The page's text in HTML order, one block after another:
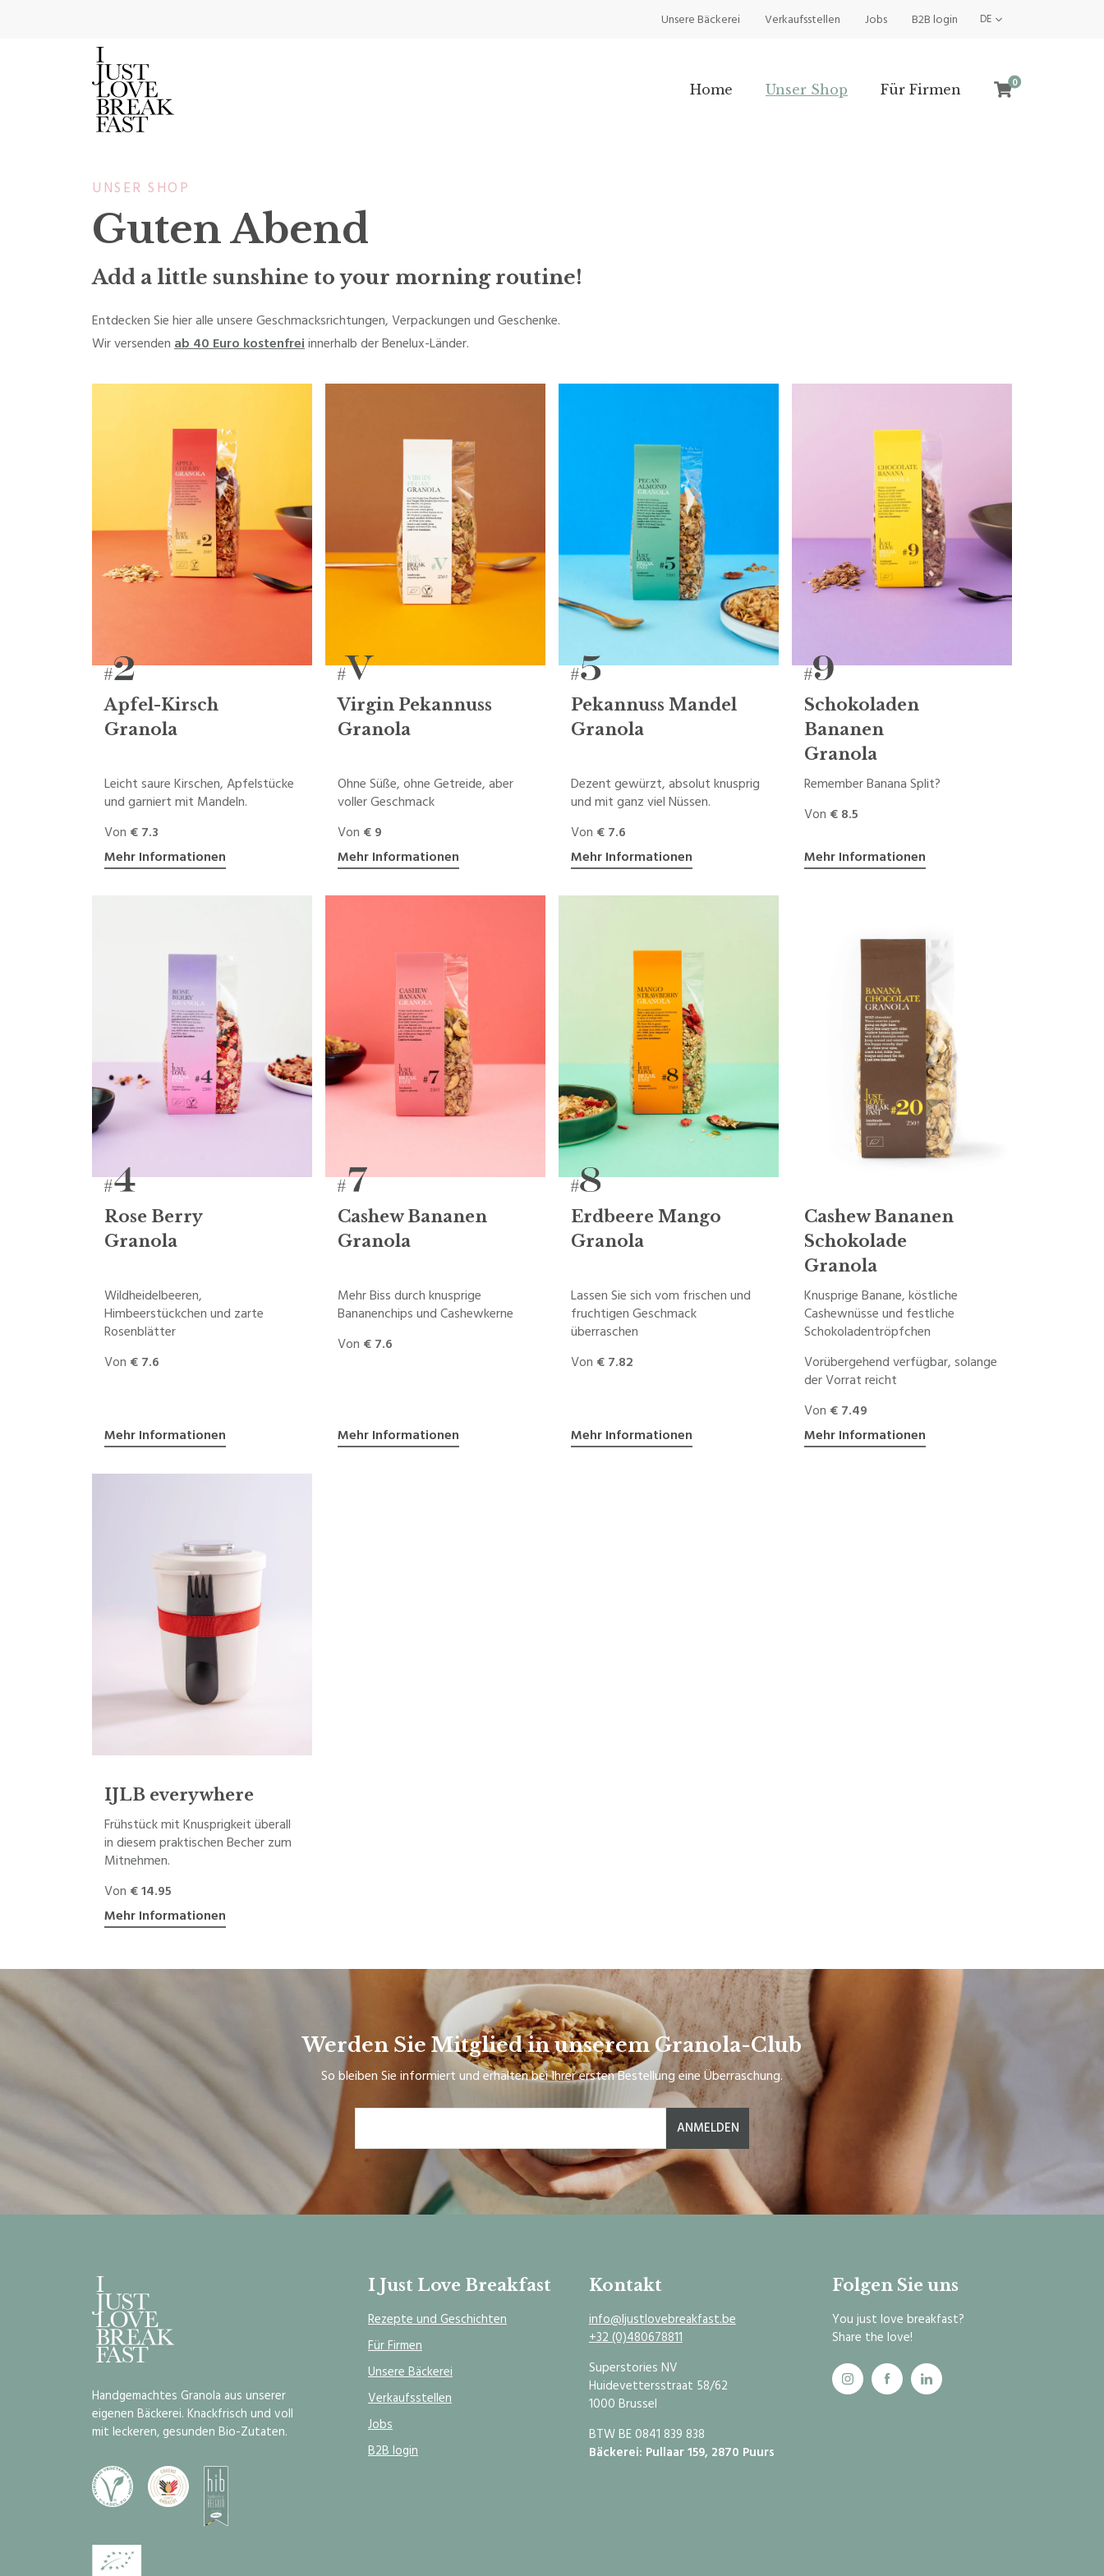
Unsere Bäckerei Verkaufsstellen Jobs B2B login DE
Home Unser Shop Für Firmen 0
UNSER SHOP
Guten Abend
Add a little sunshine to your morning routine!
Entdecken Sie hier alle unsere Geschmacksrichtungen, Verpackungen und Geschenke.
Wir versenden ab 40 Euro kostenfrei innerhalb der Benelux-Länder.
Apfel-Kirsch
Granola
Leicht saure Kirschen, Apfelstücke
und garniert mit Mandeln.
Von € 7.3
Mehr Informationen
Virgin Pekannuss
Granola
Ohne Süße, ohne Getreide, aber
voller Geschmack
Von € 9
Mehr Informationen
Pekannuss Mandel
Granola
Dezent gewürzt, absolut knusprig
und mit ganz viel Nüssen.
Von € 7.6
Mehr Informationen
Schokoladen
Bananen
Granola
Remember Banana Split?
Von € 8.5
Mehr Informationen
Rose Berry
Granola
Wildheidelbeeren,
Himbeerstückchen und zarte
Rosenblätter
Von € 7.6
Mehr Informationen
Cashew Bananen
Granola
Mehr Biss durch knusprige
Bananenchips und Cashewkerne
Von € 7.6
Mehr Informationen
Erdbeere Mango
Granola
Lassen Sie sich vom frischen und
fruchtigen Geschmack
überraschen
Von € 7.82
Mehr Informationen
Cashew Bananen
Schokolade
Granola
Knusprige Banane, köstliche
Cashewnüsse und festliche
Schokoladentröpfchen
Vorübergehend verfügbar, solange
der Vorrat reicht
Von € 7.49
Mehr Informationen
IJLB everywhere
Frühstück mit Knusprigkeit überall
in diesem praktischen Becher zum
Mitnehmen.
Von € 14.95
Mehr Informationen
Werden Sie Mitglied in unserem Granola-Club
So bleiben Sie informiert und erhalten bei Ihrer ersten Bestellung eine Überraschung.
ANMELDEN
Handgemachtes Granola aus unserer
eigenen Bäckerei. Knackfrisch und voll
mit leckeren, gesunden Bio-Zutaten.
I Just Love Breakfast
Rezepte und Geschichten
Für Firmen
Unsere Bäckerei
Verkaufsstellen
Jobs
B2B login
Kontakt
info@Ijustlovebreakfast.be
+32 (0)480678811
Superstories NV
Huidevettersstraat 58/62
1000 Brussel
BTW BE 0841 839 838
Bäckerei: Pullaar 159, 2870 Puurs
Folgen Sie uns
You just love breakfast?
Share the love!